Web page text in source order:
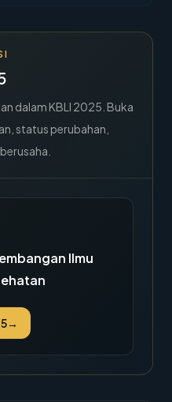
dalam KBLI 2025. Buka
status perubahan,
Ilmu
→